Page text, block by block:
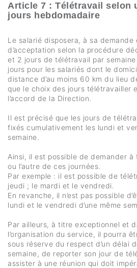
Article 7 : Télétravail selon
jours hebdomadaire
Le salarié disposera, à sa demande
d’acceptation selon la procédure
et 2 jours de télétravail par
jours pour les salariés dont le
distance d’au moins 60 km du lieu
que le choix des jours télétravailler
l’accord de la Direction.
Il est précisé que les jours de
fixés cumulativement les lundi et
semaine.
Ainsi, il est possible de demander à
ou l’autre de ces journées.
Par exemple : il est possible de
jeudi ; le mardi et le vendredi.
En revanche, il n’est pas possible
lundi et le vendredi d’une même
Par ailleurs, à titre exceptionnel et
l’organisation du service, il pourra
sous réserve du respect d’un délai
semaine, de reporter son jour de
assister à une réunion qui doit